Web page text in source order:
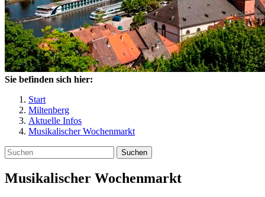
Sie befinden sich hier:
Start
Miltenberg
Aktuelle Infos
Musikalischer Wochenmarkt
Suchen
Musikalischer Wochenmarkt